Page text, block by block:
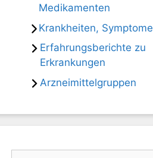
Medikamenten
Krankheiten, Symptome
Erfahrungsberichte zu
Erkrankungen
Arzneimittelgruppen